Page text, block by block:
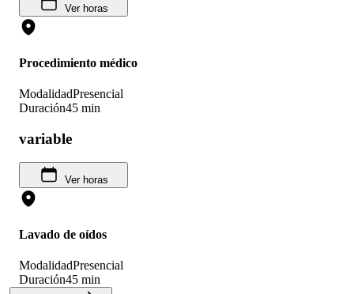
Ver horas
Procedimiento médico
ModalidadPresencial
Duración45 min
variable
Ver horas
Lavado de oídos
ModalidadPresencial
Duración45 min